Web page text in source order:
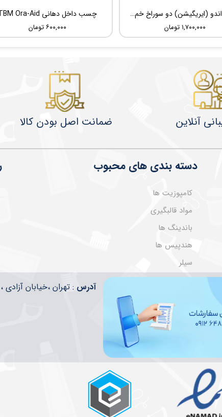
چسب داخل دهانی TBM Ora-Aid
۶۰۰,۰۰۰ تومان
سوزن اندو (ایریگیشن) دو سوراخ خم شونده UDG Sideport
۱,۷۰۰,۰۰۰ تومان
دسته بندی های محبوب
کامپوزیت ها
مواد قالبگیری
باندینگ ها
هندپیس ها
سیلر
​​آدرس : تهران ،خیابان آزادی ،
ضمانت اصل بودن کالا آنلاین